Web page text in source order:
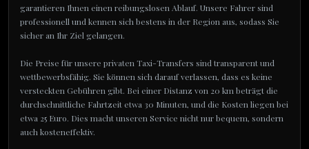
garantieren Ihnen einen reibungslosen Ablauf. Unsere Fahrer sind
professionell und kennen sich bestens in der Region aus, sodass Sie
sicher an Ihr Ziel gelangen.
Die Preise für unsere privaten Taxi-Transfers sind transparent und
wettbewerbsfähig. Sie können sich darauf verlassen, dass es keine
versteckten Gebühren gibt. Bei einer Distanz von 20 km beträgt die
durchschnittliche Fahrtzeit etwa 30 Minuten, und die Kosten liegen bei
etwa 25 Euro. Dies macht unseren Service nicht nur bequem, sondern
auch kosteneffektiv.